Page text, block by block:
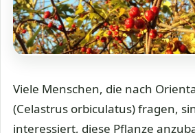
Viele Menschen, die nach
(Celastrus orbiculatus) fragen,
interessiert, diese Pflanze